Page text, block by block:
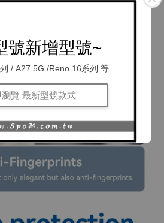
號新增型號~
/ A27 5G /Reno 16系列.等
瀏覽 最新型號款式